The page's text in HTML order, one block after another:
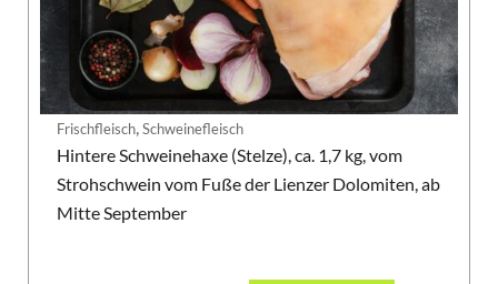
Frischfleisch Schweinefleisch
Hintere Schweinehaxe (Stelze), ca. 1,7 kg, vom
Strohschwein vom Fuße der Lienzer Dolomiten, ab
Mitte September